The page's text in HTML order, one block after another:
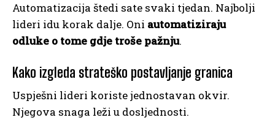
Automatizacija štedi sate svaki tjedan. Najbolji
lideri idu korak dalje. Oni automatiziraju
odluke o tome gdje troše pažnju.
Kako izgleda strateško postavljanje granica
Uspješni lideri koriste jednostavan okvir.
Njegova snaga leži u dosljednosti.